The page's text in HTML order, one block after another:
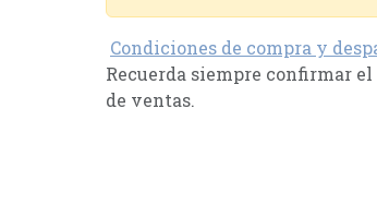
Condiciones de compra y
Recuerda siempre confirmar
de ventas.